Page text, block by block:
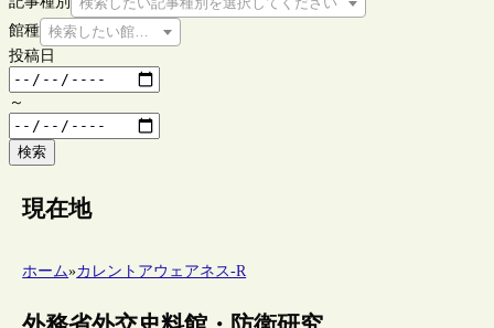
館種 検索したい館種を選択してください
投稿日
～
検索
現在地
ホーム»カレントアウェアネス-R